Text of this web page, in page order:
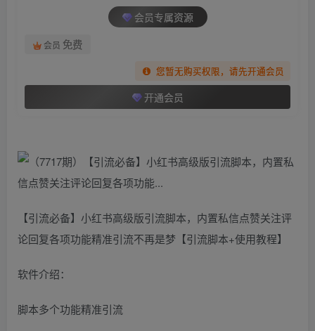
会员专属资源
会员 免费
您暂无购买权限，请先开通会员
开通会员
【引流必备】小红书高级版引流脚本，内置私信点赞关注评
论回复各项功能精准引流不再是梦【引流脚本+使用教程】
软件介绍：
脚本多个功能精准引流